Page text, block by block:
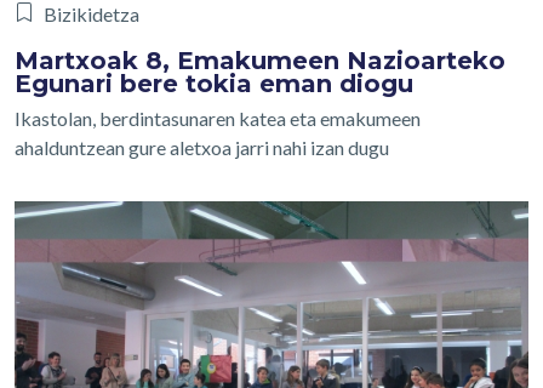
Bizikidetza
Martxoak 8, Emakumeen Nazioarteko
Egunari bere tokia eman diogu
Ikastolan, berdintasunaren katea eta emakumeen
ahalduntzean gure aletxoa jarri nahi izan dugu